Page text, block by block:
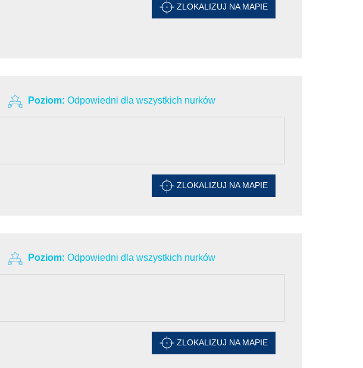
ZLOKALIZUJ NA MAPIE
Poziom: Odpowiedni dla wszystkich nurków
ZLOKALIZUJ NA MAPIE
Poziom: Odpowiedni dla wszystkich nurków
ZLOKALIZUJ NA MAPIE